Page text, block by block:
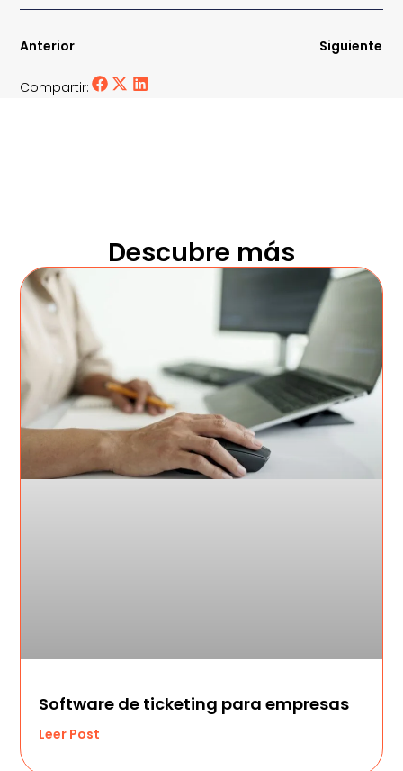
Anterior Siguiente
Compartir:
Descubre más
Software de ticketing para empresas
Leer Post